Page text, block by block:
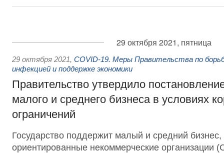
29 октября 2021, пятница
29 октября 2021, COVID-19. Меры Правительства по
инфекцией и поддержке экономики
Правительство утвердило
малого и среднего бизнеса в условиях
ограничений
Государство поддержит малый и средний
ориентированные некоммерческие организации